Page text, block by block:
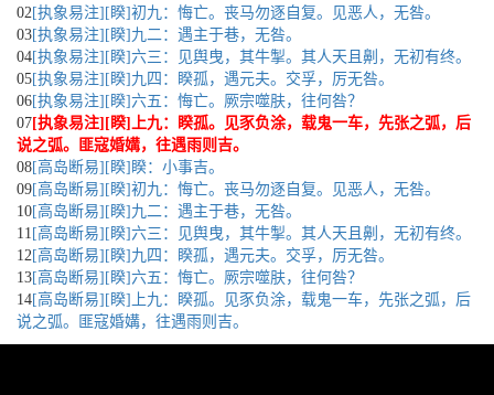
02[执象易注][睽]初九：悔亡。丧马勿逐自复。见恶人，无咎。
03[执象易注][睽]九二：遇主于巷，无咎。
04[执象易注][睽]六三：见舆曳，其牛掣。其人天且劓，无初有终。
05[执象易注][睽]九四：睽孤，遇元夫。交孚，厉无咎。
06[执象易注][睽]六五：悔亡。厥宗噬肤，往何咎？
07[执象易注][睽]上九：睽孤。见豕负涂，载鬼一车，先张之弧，后
说之弧。匪寇婚媾，往遇雨则吉。
08[高岛断易][睽]睽：小事吉。
09[高岛断易][睽]初九：悔亡。丧马勿逐自复。见恶人，无咎。
10[高岛断易][睽]九二：遇主于巷，无咎。
11 [高岛断易][睽]六三：见舆曳，其牛掣。其人天且劓，无初有终。
12[高岛断易][睽]九四：睽孤，遇元夫。交孚，厉无咎。
13[高岛断易][睽]六五：悔亡。厥宗噬肤，往何咎？
14[高岛断易][睽]上九：睽孤。见豕负涂，载鬼一车，先张之弧，后
说之弧。匪寇婚媾，往遇雨则吉。